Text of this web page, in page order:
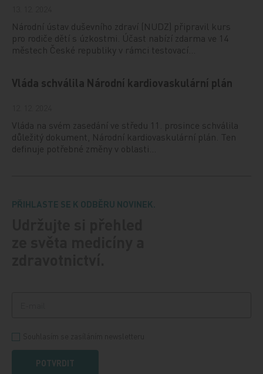
Národní ústav duševního zdraví (NUDZ) připravil kurs
pro rodiče dětí s úzkostmi. Účast nabízí zdarma ve 14
městech České republiky v rámci testovací…
Vláda schválila Národní kardiovaskulární plán
Vláda na svém zasedání ve středu 11. prosince schválila
důležitý dokument, Národní kardiovaskulární plán. Ten
definuje potřebné změny v oblasti…
PŘIHLASTE SE K ODBĚRU NOVINEK.
POTVRDIT